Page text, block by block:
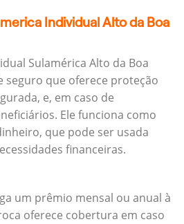
Individual Alto da Boa
Sulamérica Alto da Boa
seguro que oferece proteção
e, em caso de
Ele funciona como
que pode ser usada
financeiras.
um prêmio mensal ou anual à
oferece cobertura em caso